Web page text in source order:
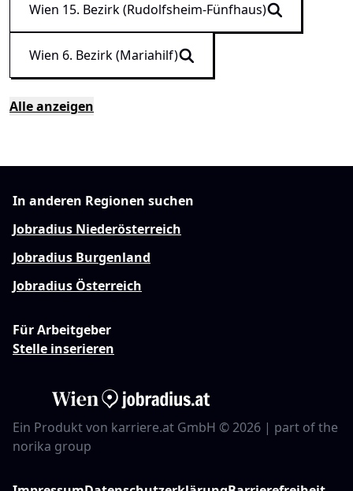
Wien 15. Bezirk (Rudolfsheim-Fünfhaus)
Wien 6. Bezirk (Mariahilf)
Alle anzeigen
In anderen Regionen suchen
Jobradius Niederösterreich
Jobradius Burgenland
Jobradius Österreich
Für Arbeitgeber
Stelle inserieren
Ein Produkt von karriere.at GmbH © 2026 | part of the
norika group